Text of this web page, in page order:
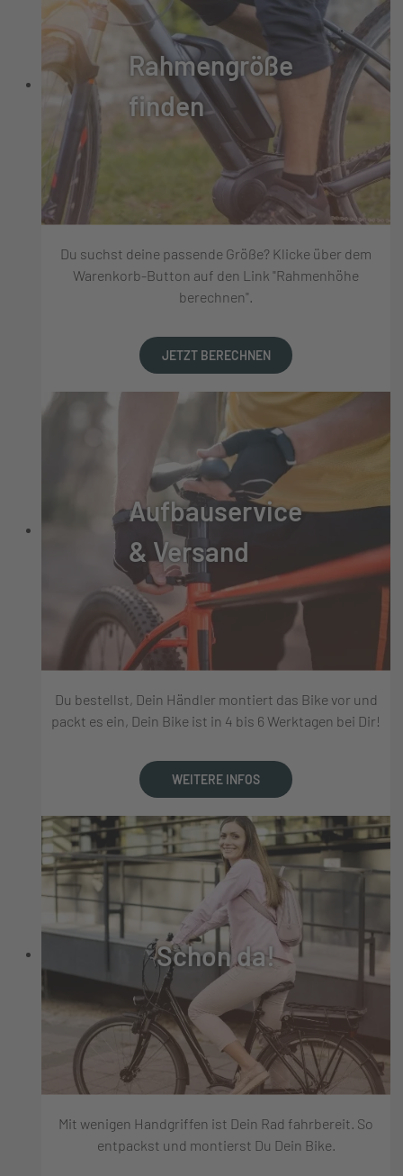
Rahmengröße
finden
Du suchst deine passende Größe? Klicke über dem
Warenkorb-Button auf den Link "Rahmenhöhe
berechnen".
JETZT BERECHNEN
Aufbauservice
& Versand
Du bestellst, Dein Händler montiert das Bike vor und
packt es ein, Dein Bike ist in 4 bis 6 Werktagen bei Dir!
WEITERE INFOS
Schon da!
Mit wenigen Handgriffen ist Dein Rad fahrbereit. So
entpackst und montierst Du Dein Bike.